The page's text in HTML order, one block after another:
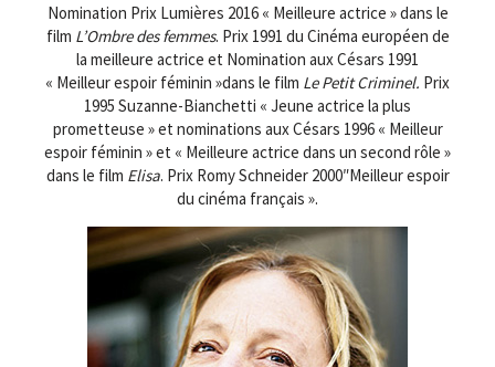
Nomination Prix Lumières 2016 « Meilleure actrice » dans le
film L’Ombre des femmes. Prix 1991 du Cinéma européen de
la meilleure actrice et Nomination aux Césars 1991
« Meilleur espoir féminin »dans le film Le Petit Criminel. Prix
1995 Suzanne-Bianchetti « Jeune actrice la plus
prometteuse » et nominations aux Césars 1996 « Meilleur
espoir féminin » et « Meilleure actrice dans un second rôle »
dans le film Elisa. Prix Romy Schneider 2000″Meilleur espoir
du cinéma français ».